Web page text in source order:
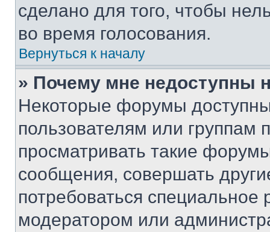
сделано для того, чтобы
во время голосования.
Вернуться к началу
» Почему мне недоступны
Некоторые форумы
пользователям или группам
просматривать такие
сообщения, совершать
потребоваться
модератором или